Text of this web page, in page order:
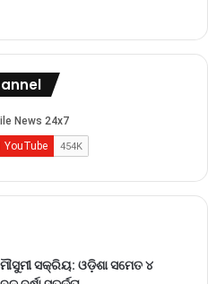
ସକ୍ରିୟ: ଓଡ଼ିଶା ସମେତ ୪